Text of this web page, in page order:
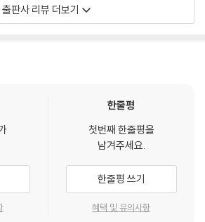
한 애니메이션이 세계인들의 큰 사랑을 받으면
다.
서이다. 김밥에 얽힌 흥미로운 이야기를 읽다
도는 알아야지?
이와 아빠, 그리고 미국에서 놀러 온 리암이 김
싸기 선수인 노을이 아빠와 든든한 도우미 노을
밥 짓기, 여러 가지 속 재료 준비하기까지 차근
출판사 리뷰 더보기
한줄평
첫번째 한줄평을
남겨주세요.
한줄평 쓰기
혜택 및 유의사항